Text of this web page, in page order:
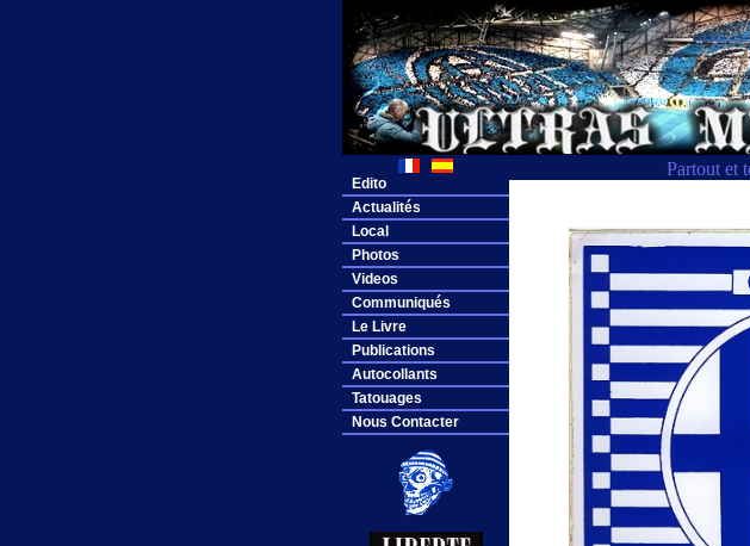
Partout et
Edito
Actualités
Local
Photos
Videos
Communiqués
Le Livre
Publications
Autocollants
Tatouages
Nous Contacter